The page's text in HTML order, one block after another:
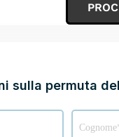
sulla permuta